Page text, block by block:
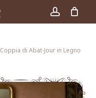
account
Coppia di Abat-Jour in Legno